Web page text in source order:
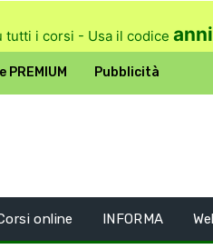
tutti i corsi - Usa il codice
PREMIUM Pubblicità
online INFORMA